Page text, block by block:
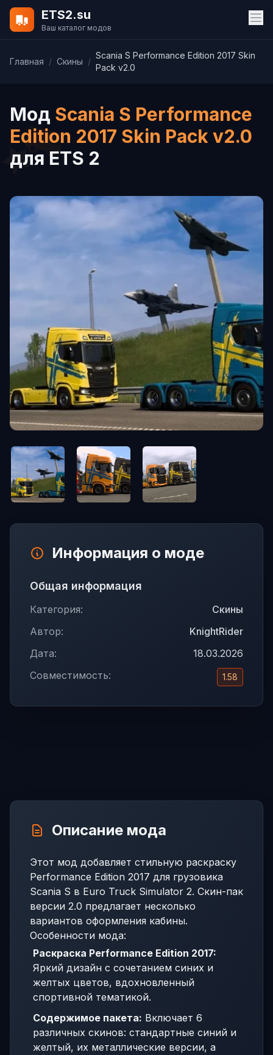
ETS2.su
Ваш каталог модов
Главная / Скины /
Scania S Performance Edition 2017 Skin
Pack v2.0
Мод Scania S Performance
Edition 2017 Skin Pack v2.0
для ETS 2
Информация о моде
Общая информация
Категория:
Скины
Автор:
KnightRider
Дата:
18.03.2026
Совместимость:
1.58
Описание мода
Этот мод добавляет стильную раскраску
Performance Edition 2017 для грузовика
Scania S в Euro Truck Simulator 2. Скин-пак
версии 2.0 предлагает несколько
вариантов оформления кабины.
Особенности мода:
Раскраска Performance Edition 2017:
Яркий дизайн с сочетанием синих и
желтых цветов, вдохновленный
спортивной тематикой.
Содержимое пакета: Включает 6
различных скинов: стандартные синий и
желтый, их металлические версии, а